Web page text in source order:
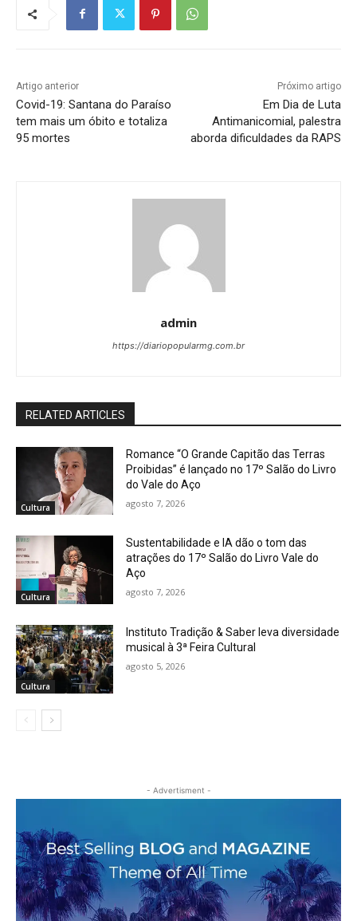
Artigo anterior
Covid-19: Santana do Paraíso
tem mais um óbito e totaliza
95 mortes
Próximo artigo
Em Dia de Luta
Antimanicomial, palestra
aborda dificuldades da RAPS
admin
https://diariopopularmg.com.br
RELATED ARTICLES
Cultura
Romance “O Grande Capitão das Terras
Proibidas” é lançado no 17º Salão do Livro
do Vale do Aço
agosto 7, 2026
Cultura
Sustentabilidade e IA dão o tom das
atrações do 17º Salão do Livro Vale do
Aço
agosto 7, 2026
Cultura
Instituto Tradição & Saber leva diversidade
musical à 3ª Feira Cultural
agosto 5, 2026
- Advertisment -